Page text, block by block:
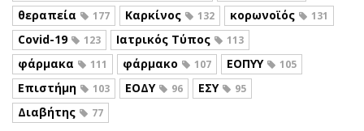
θεραπεία 177 Καρκίνος 132 κορωνοϊός 131
Covid-19 123 Ιατρικός Τύπος 113
φάρμακα 111 φάρμακο 107 ΕΟΠΥΥ 105
Επιστήμη 103 ΕΟΔΥ 96 ΕΣΥ 95
Διαβήτης 77